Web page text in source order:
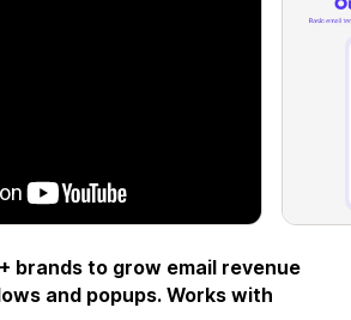
brands to grow email revenue
and popups. Works with